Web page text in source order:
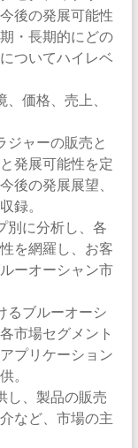
後の発展可能性
・長期的にどの
ついてハイレベ
価格、売上、
ジャーの販売と
発展可能性を定
後の発展展望、
録。
別に分析し、各
を網羅し、お客
ーオーシャン市
るブルーオーシ
市場セグメント
プリケーション
。
し、製品の販売
など、市場の主